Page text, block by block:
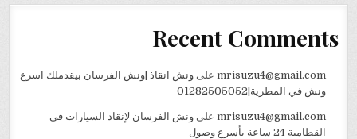
Recent Comments
mrisuzu4@gmail.comعلى ونش انقاذ |ونش الفرسان بيقدملك اسرع
ونش في المطرية|01282505052
mrisuzu4@gmail.comعلى ونش الفرسان لإنقاذ السيارات في
القطامية 24 ساعة بأسرع وصول